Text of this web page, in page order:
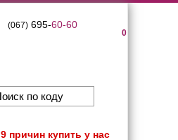
0
(067)695-60-60
9 причин купить у нас